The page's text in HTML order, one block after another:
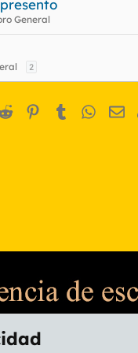
General
2
Reddit Pinterest
Tumblr